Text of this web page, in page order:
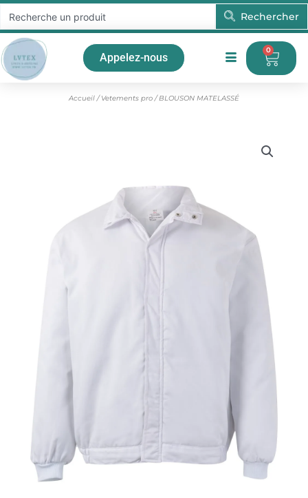
Aller
contenu
Rechercher Rechercher
Appelez-nous
0
Accueil/Vetements pro/ BLOUSON MATELASSÉ